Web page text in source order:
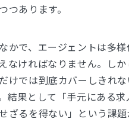
つあります。
かで、エージェントは多
なければなりません。し
けでは到底カバーしきれ
結果として「手元にある求
ざるを得ない」という課